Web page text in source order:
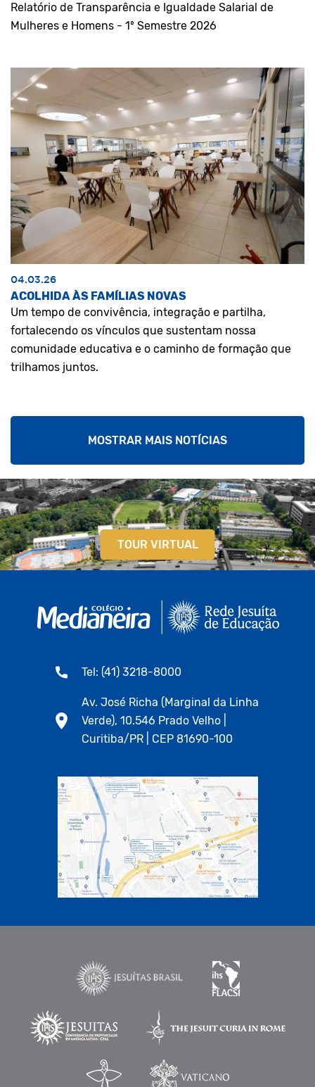
Relatório de Transparência e Igualdade Salarial de
Mulheres e Homens - 1º Semestre 2026
04.03.26
ACOLHIDA ÀS FAMÍLIAS NOVAS
Um tempo de convivência, integração e partilha,
fortalecendo os vínculos que sustentam nossa
comunidade educativa e o caminho de formação que
trilhamos juntos.
MOSTRAR MAIS NOTÍCIAS
TOUR VIRTUAL
Tel: (41) 3218-8000
Av. José Richa (Marginal da Linha
Verde), 10.546 Prado Velho |
Curitiba/PR | CEP 81690-100